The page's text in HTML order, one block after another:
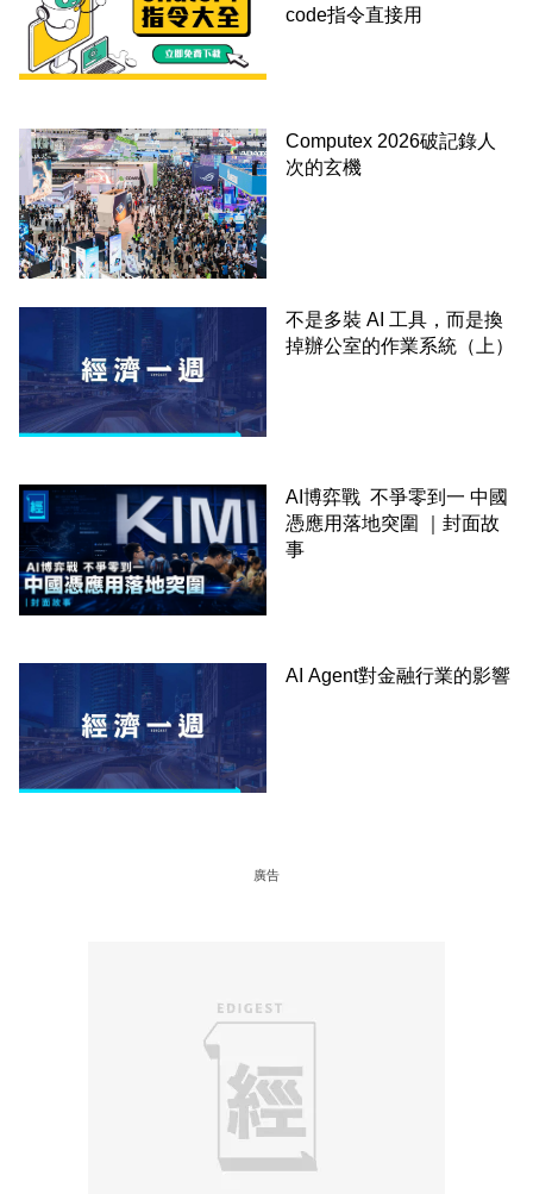
code指令直接用
Computex 2026破記錄人
次的玄機
不是多裝 AI 工具，而是換
掉辦公室的作業系統（上）
AI博弈戰 不爭零到一 中國
憑應用落地突圍 ｜封面故
事
AI Agent對金融行業的影響
廣告